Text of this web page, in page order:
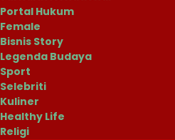
Portal Hukum
Female
Bisnis Story
Legenda Budaya
Sport
Selebriti
Kuliner
Healthy Life
Religi